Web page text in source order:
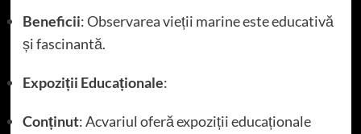
Beneficii: Observarea vieții marine este educativă
și fascinantă.
Expoziții Educaționale:
Conținut: Acvariul oferă expoziții educaționale